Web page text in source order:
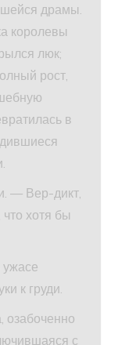
драмы.
королевы
люк;
рост,
в
— Вер-дикт,
хотя бы
к груди.
с